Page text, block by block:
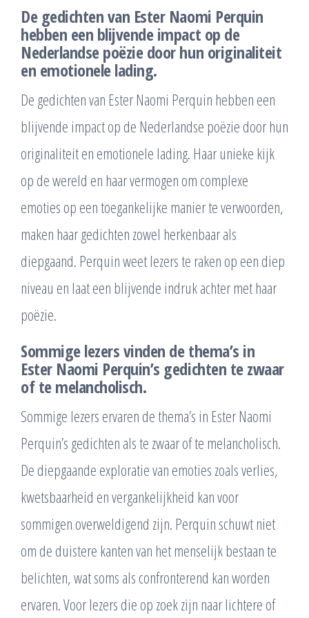
De gedichten van Ester Naomi Perquin
hebben een blijvende impact op de
Nederlandse poëzie door hun originaliteit
en emotionele lading.
De gedichten van Ester Naomi Perquin hebben een
blijvende impact op de Nederlandse poëzie door hun
originaliteit en emotionele lading. Haar unieke kijk
op de wereld en haar vermogen om complexe
emoties op een toegankelijke manier te verwoorden,
maken haar gedichten zowel herkenbaar als
diepgaand. Perquin weet lezers te raken op een diep
niveau en laat een blijvende indruk achter met haar
poëzie.
Sommige lezers vinden de thema’s in
Ester Naomi Perquin’s gedichten te zwaar
of te melancholisch.
Sommige lezers ervaren de thema’s in Ester Naomi
Perquin’s gedichten als te zwaar of te melancholisch.
De diepgaande exploratie van emoties zoals verlies,
kwetsbaarheid en vergankelijkheid kan voor
sommigen overweldigend zijn. Perquin schuwt niet
om de duistere kanten van het menselijk bestaan te
belichten, wat soms als confronterend kan worden
ervaren. Voor lezers die op zoek zijn naar lichtere of